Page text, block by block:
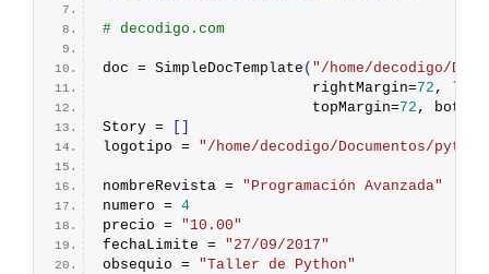
# decodigo.com
doc = SimpleDocTemplate ( "/home/decodigo/
                        rightMargin=
72 ,
                        topMargin=
72 ,
Story =
logotipo = "/home/decodigo/Documentos/
nombreRevista = "Programación Avanzada"
numero = 4
precio = "10.00"
fechaLimite = "27/09/2017"
obsequio = "Taller de Python"